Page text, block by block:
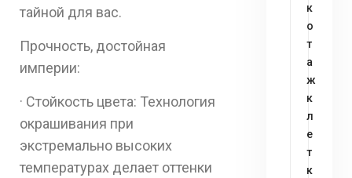
тайной для вас.
Прочность, достойная
империи:
· Стойкость цвета: Технология
окрашивания при
экстремально высоких
температурах делает оттенки
к
о
т
а
ж
к
л
е
т
к